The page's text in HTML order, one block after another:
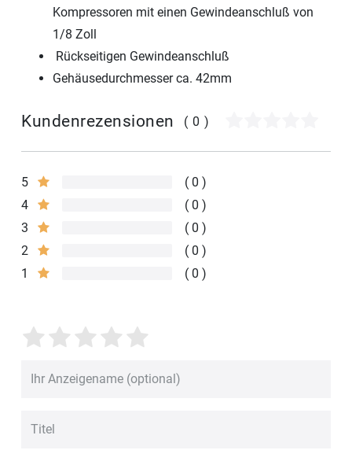
Kompressoren mit einen Gewindeanschluß von
1/8 Zoll
Rückseitigen Gewindeanschluß
Gehäusedurchmesser ca. 42mm
Kundenrezensionen (0)
5
0
4
0
3
0
2
0
1
0